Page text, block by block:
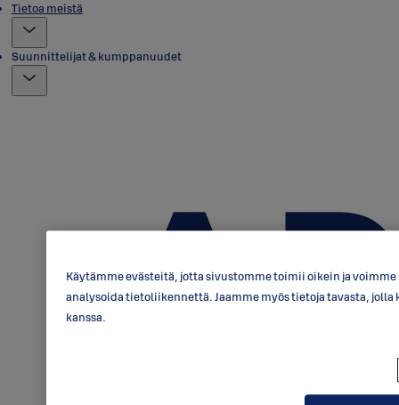
Tietoa meistä
Suunnittelijat & kumppanuudet
Käytämme evästeitä, jotta sivustomme toimii oikein ja
analysoida tietoliikennettä. Jaamme myös tietoja tavasta,
kanssa.